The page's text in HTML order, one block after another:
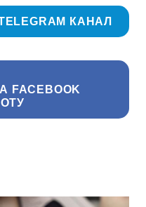
КАНАЛ
FACEBOOK